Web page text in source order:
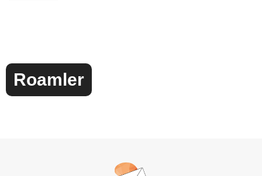
Roamler